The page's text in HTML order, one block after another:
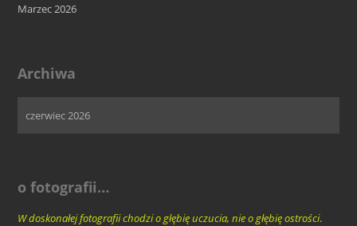
Marzec 2026
Archiwa
o fotografii…
W doskonałej fotografii chodzi o głębię uczucia, nie o głębię ostrości.